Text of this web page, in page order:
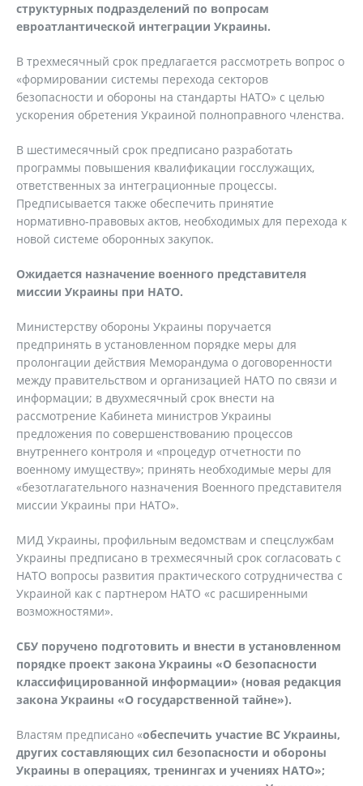
структурных подразделений по вопросам
евроатлантической интеграции Украины.
В трехмесячный срок предлагается рассмотреть вопрос о
«формировании системы перехода секторов
безопасности и обороны на стандарты НАТО» с целью
ускорения обретения Украиной полноправного членства.
В шестимесячный срок предписано разработать
программы повышения квалификации госслужащих,
ответственных за интеграционные процессы.
Предписывается также обеспечить принятие
нормативно-правовых актов, необходимых для перехода к
новой системе оборонных закупок.
Ожидается назначение военного представителя
миссии Украины при НАТО.
Министерству обороны Украины поручается
предпринять в установленном порядке меры для
пролонгации действия Меморандума о договоренности
между правительством и организацией НАТО по связи и
информации; в двухмесячный срок внести на
рассмотрение Кабинета министров Украины
предложения по совершенствованию процессов
внутреннего контроля и «процедур отчетности по
военному имуществу»; принять необходимые меры для
«безотлагательного назначения Военного представителя
миссии Украины при НАТО».
МИД Украины, профильным ведомствам и спецслужбам
Украины предписано в трехмесячный срок согласовать с
НАТО вопросы развития практического сотрудничества с
Украиной как с партнером НАТО «с расширенными
возможностями».
СБУ поручено подготовить и внести в установленном
порядке проект закона Украины «О безопасности
классифицированной информации» (новая редакция
закона Украины «О государственной тайне»).
Властям предписано «обеспечить участие ВС Украины,
других составляющих сил безопасности и обороны
Украины в операциях, тренингах и учениях НАТО»;